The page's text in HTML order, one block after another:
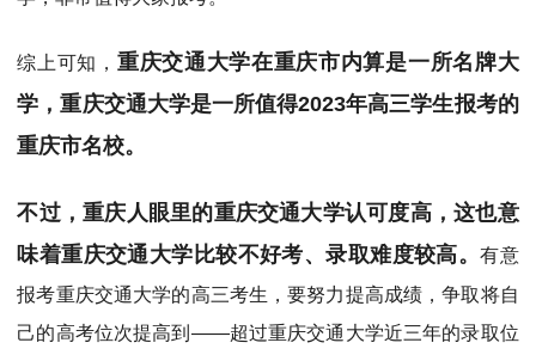
综上可知， 重庆交通大学在重庆市内算是一所名牌大
学，重庆交通大学是一所值得2023年高三学生报考的
重庆市名校。
不过，重庆人眼里的重庆交通大学认可度高，这也意
味着重庆交通大学比较不好考、录取难度较高。有意
报考重庆交通大学的高三考生，要努力提高成绩，争取将自
己的高考位次提高到——超过重庆交通大学近三年的录取位